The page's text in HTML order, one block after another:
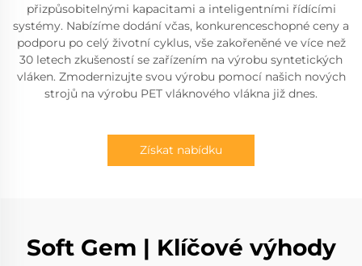
přizpůsobitelnými kapacitami a inteligentními řídícími
systémy. Nabízíme dodání včas, konkurenceschopné ceny a
podporu po celý životní cyklus, vše zakořeněné ve více než
30 letech zkušeností se zařízením na výrobu syntetických
vláken. Zmodernizujte svou výrobu pomocí našich nových
strojů na výrobu PET vláknového vlákna již dnes.
Získat nabídku
Soft Gem | Klíčové výhody